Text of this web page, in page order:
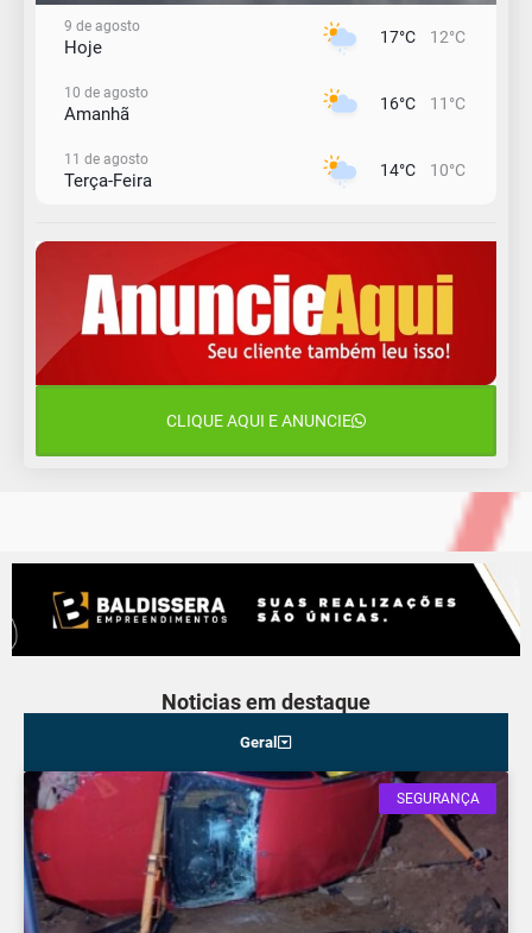
9 de agosto
Hoje 17°C 12°C
10 de agosto
Amanhã 16°C 11°C
11 de agosto
Terça-Feira 14°C 10°C
Quarta-Feira
13 de agosto
Quinta-Feira
CLIQUE AQUI E ANUNCIE
Noticias em destaque
Geral
SEGURANÇA